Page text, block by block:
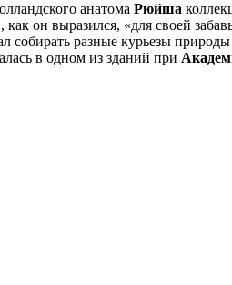
анатома Рюйша
он выразился, «для своей
собирать разные курьезы
в одном из зданий при